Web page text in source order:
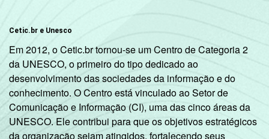
Cetic.br e Unesco
Em 2012, o Cetic.br tornou-se um Centro de Categoria 2
da UNESCO, o primeiro do tipo dedicado ao
desenvolvimento das sociedades da informação e do
conhecimento. O Centro está vinculado ao Setor de
Comunicação e Informação (CI), uma das cinco áreas da
UNESCO. Ele contribui para que os objetivos estratégicos
da organização sejam atingidos, fortalecendo seus